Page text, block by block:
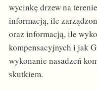
wycinkę drzew na
informacją, ile
oraz informacją, ile
kompensacyjnych i jak
wykonanie nasadzeń
skutkiem.